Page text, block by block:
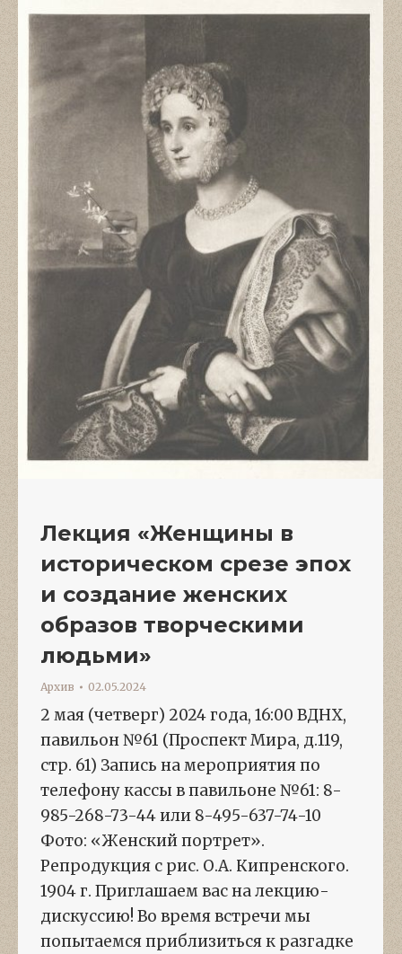
Лекция «Женщины в
историческом срезе эпох
и создание женских
образов творческими
людьми»
Архив 02.05.2024
2 мая (четверг) 2024 года, 16:00 ВДНХ,
павильон №61 (Проспект Мира, д.119,
стр. 61) Запись на мероприятия по
телефону кассы в павильоне №61: 8-
985-268-73-44 или 8-495-637-74-10
Фото: «Женский портрет».
Репродукция с рис. О.А. Кипренского.
1904 г. Приглашаем вас на лекцию-
дискуссию! Во время встречи мы
попытаемся приблизиться к разгадке